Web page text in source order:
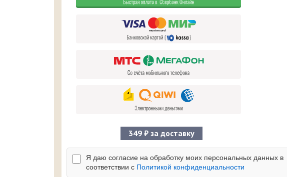
349 ₽ за доставку
Я даю согласие на обработку моих персональных данных в
соответствии с Политикой конфиденциальности